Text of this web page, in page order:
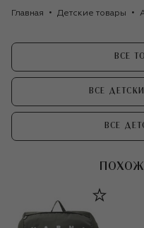
Главная Детские товары
ВСЕ
ВСЕ
ВСЕ